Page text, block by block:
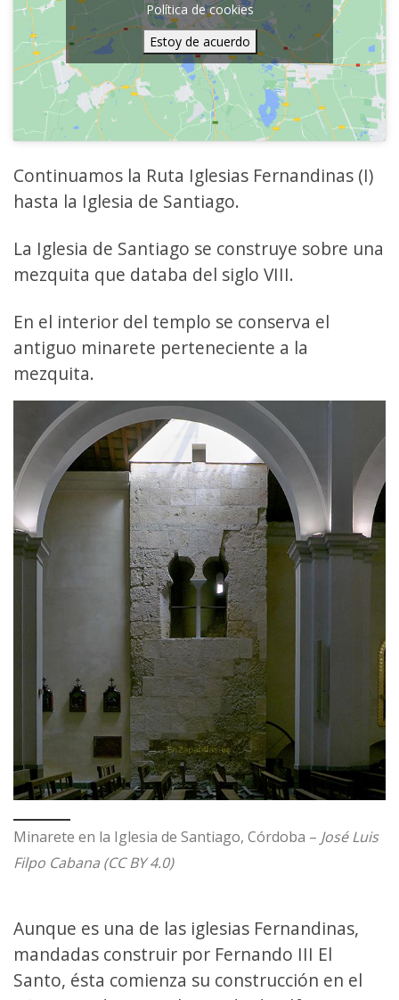
Política de cookies
Estoy de acuerdo
Continuamos la Ruta Iglesias Fernandinas (I)
hasta la Iglesia de Santiago.
La Iglesia de Santiago se construye sobre una
mezquita que databa del siglo VIII.
En el interior del templo se conserva el
antiguo minarete perteneciente a la
mezquita.
Minarete en la Iglesia de Santiago, Córdoba – José Luis
Filpo Cabana (CC BY 4.0)
Aunque es una de las iglesias Fernandinas,
mandadas construir por Fernando III El
Santo, ésta comienza su construcción en el